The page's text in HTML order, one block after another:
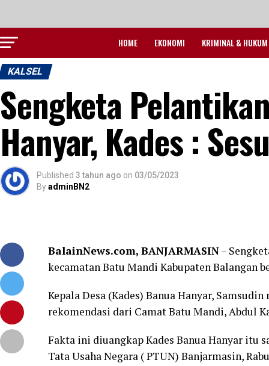
HOME EKONOMI KRIMINAL & HUKUM
KALSEL
Sengketa
Hanyar, Kades :
Published 3 tahun ago on 03/05/2023
ByadminBN2
BalainNews.com, BANJARMASIN–
kecamatan Batu Mandi Kabupaten Balangan
Kepala Desa (Kades) Banua Hanyar,
rekomendasi dari Camat Batu Mandi, Abdul
Fakta ini diuangkap Kades Banua Hanyar itu
Tata Usaha Negara ( PTUN) Banjarmasin,